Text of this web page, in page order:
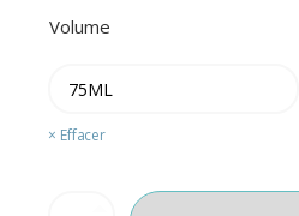
Volume
Effacer